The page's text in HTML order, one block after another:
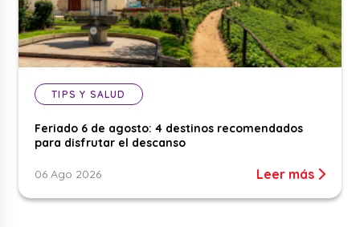
TIPS Y SALUD
Feriado 6 de agosto: 4 destinos recomendados
para disfrutar el descanso
06 Ago 2026 Leer más